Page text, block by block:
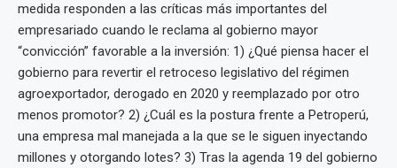
medida responden a las críticas más importantes del
empresariado cuando le reclama al gobierno mayor
“convicción” favorable a la inversión: 1) ¿Qué piensa hacer el
gobierno para revertir el retroceso legislativo del régimen
agroexportador, derogado en 2020 y reemplazado por otro
menos promotor? 2) ¿Cuál es la postura frente a Petroperú,
una empresa mal manejada a la que se le siguen inyectando
millones y otorgando lotes? 3) Tras la agenda 19 del gobierno